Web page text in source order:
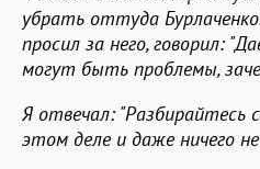
убрать оттуда
просил за него, говорил:
могут быть проблемы,
Я отвечал: "Разбирайтесь
этом деле и даже ничего